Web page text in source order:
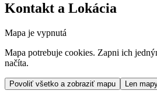
Kontakt a Lokácia
Mapa je vypnutá
Mapa potrebuje cookies. Zapni ich
načíta.
Povoliť všetko a zobraziť mapu Len